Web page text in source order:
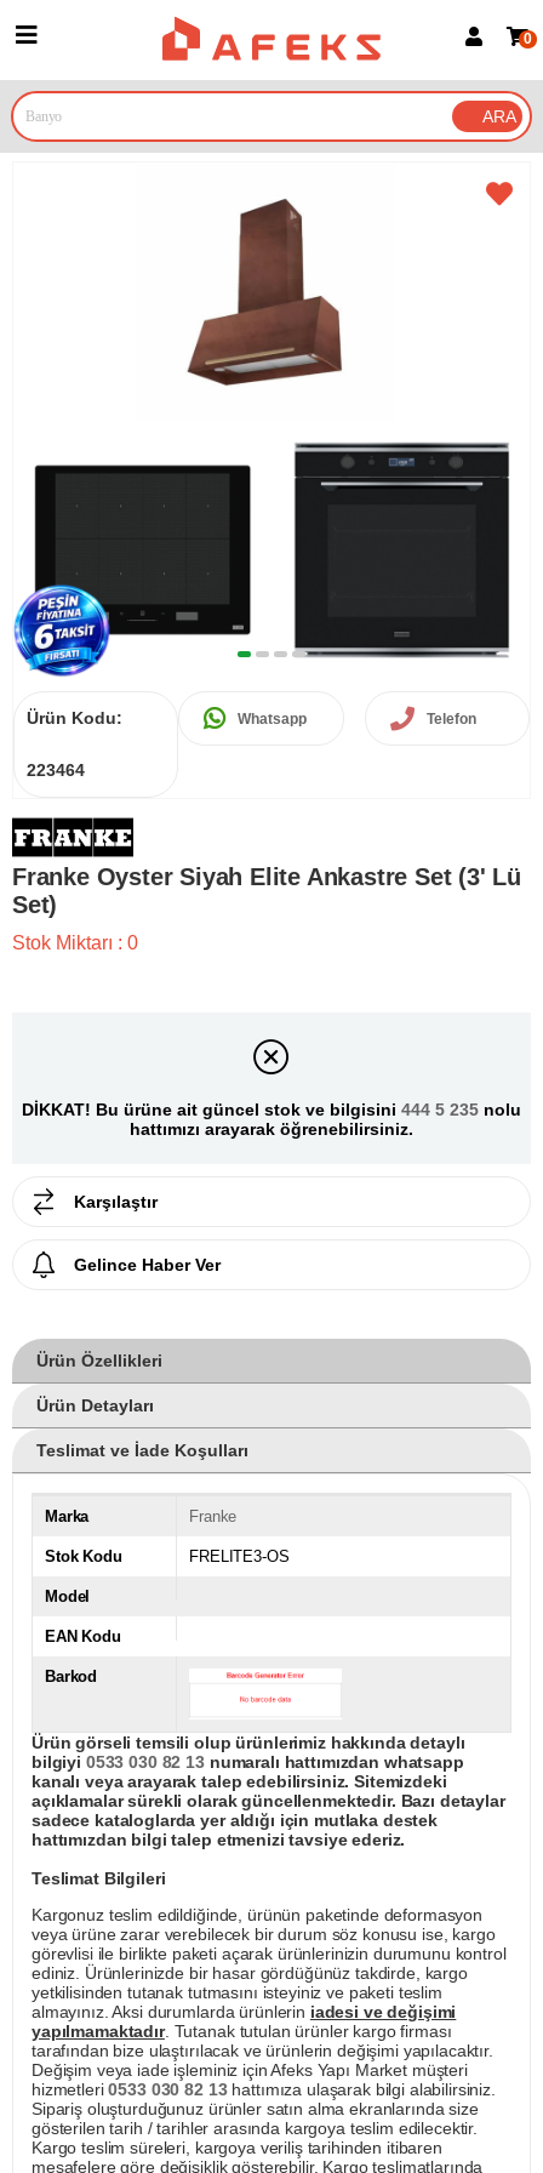
Google İle Bağlan
0
Ürün Kodu:
223464
Whatsapp Telefon
Franke Oyster Siyah Elite Ankastre Set (3' Lü
Set)
Stok Miktarı : 0
DİKKAT! Bu ürüne ait güncel stok ve bilgisini 444 5 235 nolu
hattımızı arayarak öğrenebilirsiniz.
Karşılaştır
Gelince Haber Ver
Ürün Özellikleri
Ürün Detayları
Teslimat ve İade Koşulları
Marka Franke
Stok Kodu FRELITE3-OS
Model
EAN Kodu
Barkod
Ürün görseli temsili olup ürünlerimiz hakkında detaylı
bilgiyi 0533 030 82 13numaralı hattımızdan whatsapp
kanalı veya arayarak talep edebilirsiniz. Sitemizdeki
açıklamalar sürekli olarak güncellenmektedir. Bazı detaylar
sadece kataloglarda yer aldığı için mutlaka destek
hattımızdan bilgi talep etmenizi tavsiye ederiz.
Teslimat Bilgileri
Kargonuz teslim edildiğinde, ürünün paketinde deformasyon
veya ürüne zarar verebilecek bir durum söz konusu ise, kargo
görevlisi ile birlikte paketi açarak ürünlerinizin durumunu kontrol
ediniz. Ürünlerinizde bir hasar gördüğünüz takdirde, kargo
yetkilisinden tutanak tutmasını isteyiniz ve paketi teslim
almayınız. Aksi durumlarda ürünlerin iadesi ve değişimi
yapılmamaktadır. Tutanak tutulan ürünler kargo firması
tarafından bize ulaştırılacak ve ürünlerin değişimi yapılacaktır.
Değişim veya iade işleminiz için Afeks Yapı Market müşteri
hizmetleri0533 030 82 13hattımıza ulaşarak bilgi alabilirsiniz.
Sipariş oluşturduğunuz ürünler satın alma ekranlarında size
gösterilen tarih / tarihler arasında kargoya teslim edilecektir.
Kargo teslim süreleri, kargoya veriliş tarihinden itibaren
mesafelere göre değişiklik gösterebilir. Kargo teslimatlarında